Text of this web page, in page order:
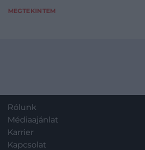
MEGTEKINTEM
Rólunk
Médiaajánlat
Karrier
Kapcsolat